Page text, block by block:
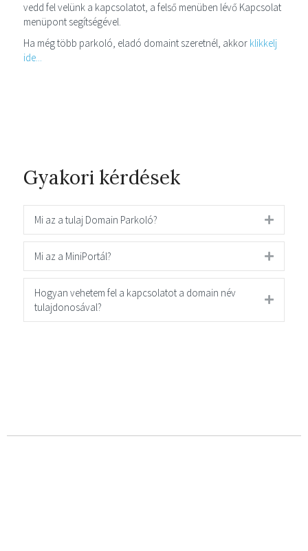
vedd fel velünk a kapcsolatot, a felső menüben lévő Kapcsolat
menüpont segítségével.
Ha még több parkoló, eladó domaint szeretnél, akkor klikkelj
ide...
Gyakori kérdések
Mi az a tulaj Domain Parkoló?
Mi az a MiniPortál?
Hogyan vehetem fel a kapcsolatot a domain név
tulajdonosával?